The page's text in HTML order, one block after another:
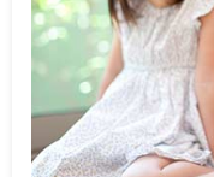
＜
1年
5年
10